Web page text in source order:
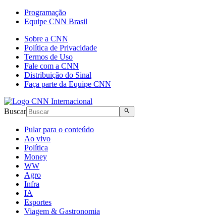
Programação
Equipe CNN Brasil
Sobre a CNN
Política de Privacidade
Termos de Uso
Fale com a CNN
Distribuição do Sinal
Faça parte da Equipe CNN
Buscar
Pular para o conteúdo
Ao vivo
Política
Money
WW
Agro
Infra
IA
Esportes
Viagem & Gastronomia